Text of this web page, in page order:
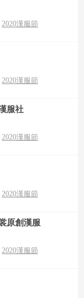
2020漢服節
2020漢服節
服社
2020漢服節
2020漢服節
原創漢服
2020漢服節